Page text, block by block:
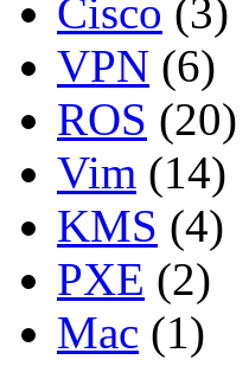
Cisco (3)
VPN (6)
ROS (20)
Vim (14)
KMS (4)
PXE (2)
Mac (1)